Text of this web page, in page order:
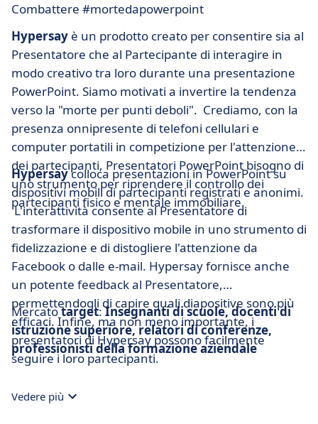
Combattere #mortedapowerpoint
Hypersay è un prodotto creato per consentire sia al
Presentatore che al Partecipante di interagire in
modo creativo tra loro durante una presentazione
PowerPoint. Siamo motivati a invertire la tendenza
verso la "morte per punti deboli". Crediamo, con la
presenza onnipresente di telefoni cellulari e
computer portatili in competizione per l'attenzione
dei partecipanti, Presentatori PowerPoint bisogno di
uno strumento per riprendere il controllo dei
partecipanti fisico e mentale immobiliare.
Hypersaycolloca presentazioni in PowerPoint su
dispositivi mobili di partecipanti registrati e anonimi.
L'interattività consente al Presentatore di
trasformare il dispositivo mobile in uno strumento di
fidelizzazione e di distogliere l'attenzione da
Facebook o dalle e-mail. Hypersay fornisce anche
un potente feedback al Presentatore,
permettendogli di capire quali diapositive sono più
efficaci. Infine, ma non meno importante, i
presentatori di Hypersay possono facilmente
seguire i loro partecipanti.
Mercatotarget:Insegnanti di scuole, docenti di
istruzione superiore, relatori di conferenze,
professionisti della formazione aziendale
Vedere più